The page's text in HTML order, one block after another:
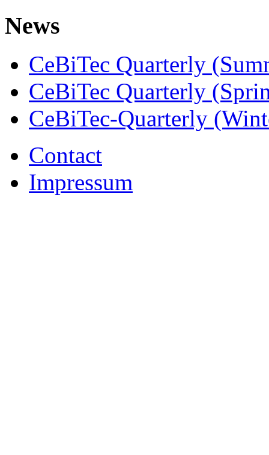
News
CeBiTec Quarterly
CeBiTec Quarterly
CeBiTec-Quarterly
Contact
Impressum